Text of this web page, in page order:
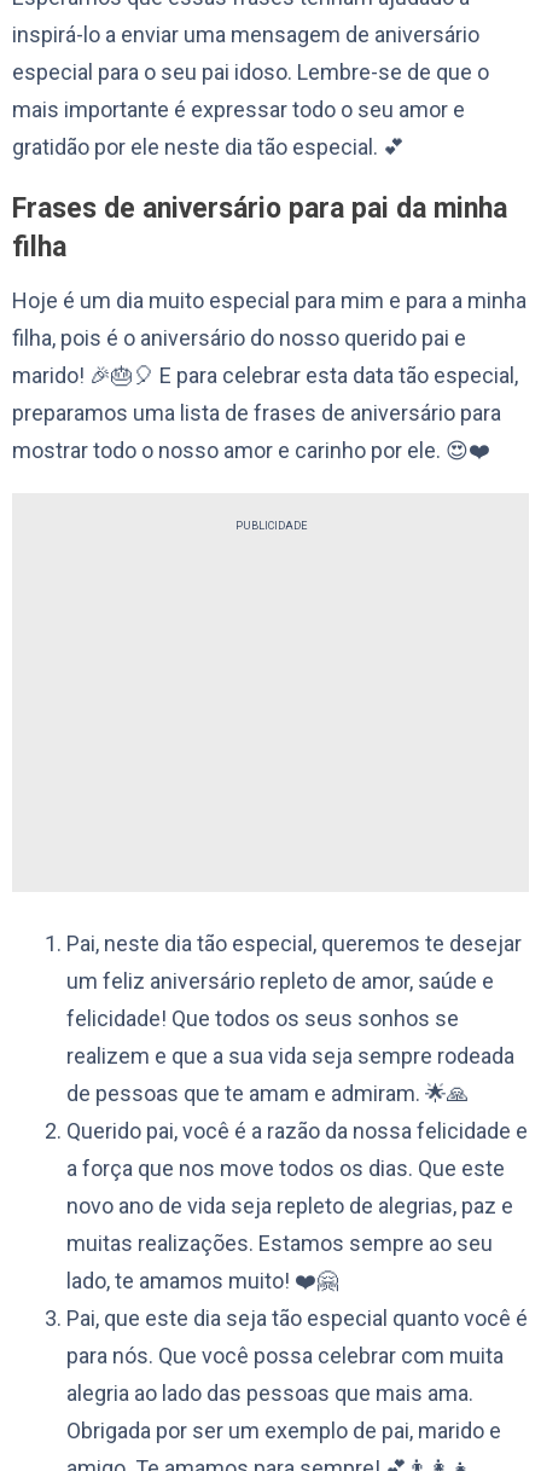
inspirá-lo a enviar uma mensagem de aniversário
especial para o seu pai idoso. Lembre-se de que o
mais importante é expressar todo o seu amor e
gratidão por ele neste dia tão especial. 💕
Frases de aniversário para pai da minha
filha
Hoje é um dia muito especial para mim e para a minha
filha, pois é o aniversário do nosso querido pai e
marido! 🎉🎂🎈 E para celebrar esta data tão especial,
preparamos uma lista de frases de aniversário para
mostrar todo o nosso amor e carinho por ele. 😍❤️
PUBLICIDADE
Pai, neste dia tão especial, queremos te desejar
um feliz aniversário repleto de amor, saúde e
felicidade! Que todos os seus sonhos se
realizem e que a sua vida seja sempre rodeada
de pessoas que te amam e admiram. 🌟🙏
Querido pai, você é a razão da nossa felicidade e
a força que nos move todos os dias. Que este
novo ano de vida seja repleto de alegrias, paz e
muitas realizações. Estamos sempre ao seu
lado, te amamos muito! ❤️🤗
Pai, que este dia seja tão especial quanto você é
para nós. Que você possa celebrar com muita
alegria ao lado das pessoas que mais ama.
Obrigada por ser um exemplo de pai, marido e